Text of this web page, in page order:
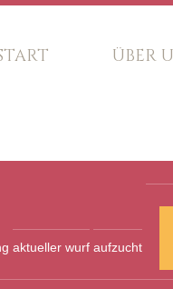
ÜBER
aktueller wurf aufzucht